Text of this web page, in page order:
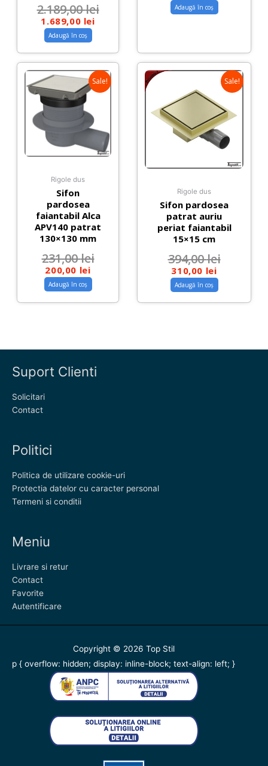
2.189,00lei
1.689,00 lei
Adaugă în coș
Adaugă în coș
Sale!
Rigole dus
Sifon
pardosea
faiantabil Alca
APV140 patrat
130×130 mm
231,00lei
200,00 lei
Adaugă în coș
Sale!
Rigole dus
Sifon pardosea
patrat auriu
periat faiantabil
15×15 cm
394,00lei
310,00 lei
Adaugă în coș
Suport Clienti
Solicitari
Contact
Politici
Politica de utilizare cookie-uri
Protectia datelor cu caracter personal
Termeni si conditii
Meniu
Livrare si retur
Contact
Favorite
Autentificare
Copyright © 2026 Top Stil
p { overflow: hidden; display: inline-block; text-align: left; }